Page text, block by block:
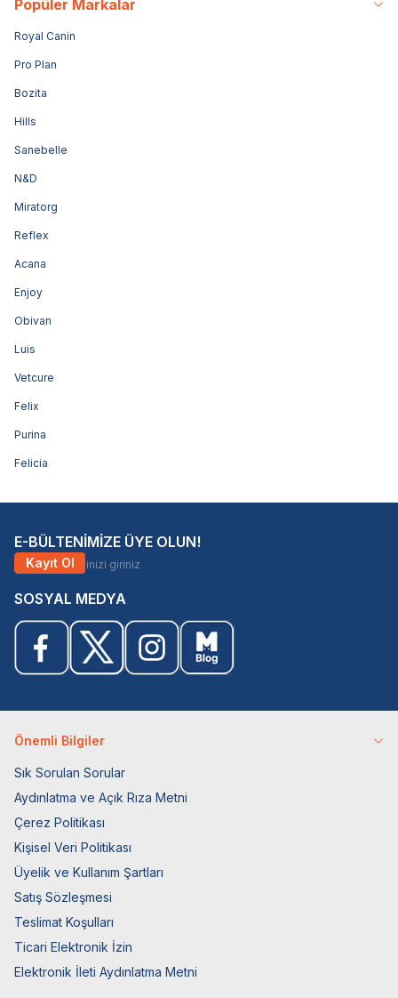
Popüler Markalar
Royal Canin
Pro Plan
Bozita
Hills
Sanebelle
N&D
Miratorg
Reflex
Acana
Enjoy
Obivan
Luis
Vetcure
Felix
Purina
Felicia
E-BÜLTENİMİZE ÜYE OLUN!
Kayıt Ol
SOSYAL MEDYA
Önemli Bilgiler
Sık Sorulan Sorular
Aydınlatma ve Açık Rıza Metni
Çerez Politikası
Kişisel Veri Politikası
Üyelik ve Kullanım Şartları
Satış Sözleşmesi
Teslimat Koşulları
Ticari Elektronik İzin
Elektronik İleti Aydınlatma Metni